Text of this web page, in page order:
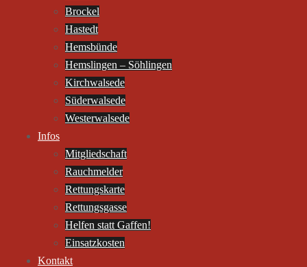
Brockel
Hastedt
Hemsbünde
Hemslingen – Söhlingen
Kirchwalsede
Süderwalsede
Westerwalsede
Infos
Mitgliedschaft
Rauchmelder
Rettungskarte
Rettungsgasse
Helfen statt Gaffen!
Einsatzkosten
Kontakt